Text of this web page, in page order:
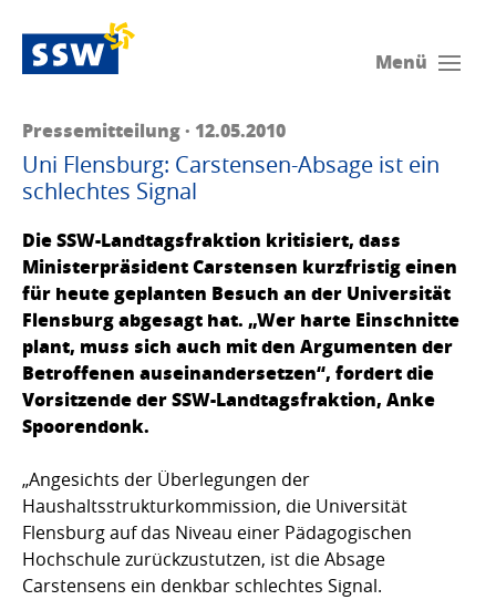
Menü
Pressemitteilung · 12.05.2010
Uni Flensburg: Carstensen-Absage ist ein
schlechtes Signal
Die SSW-Landtagsfraktion kritisiert, dass
Ministerpräsident Carstensen kurzfristig einen
für heute geplanten Besuch an der Universität
Flensburg abgesagt hat. „Wer harte Einschnitte
plant, muss sich auch mit den Argumenten der
Betroffenen auseinandersetzen“, fordert die
Vorsitzende der SSW-Landtagsfraktion, Anke
Spoorendonk.
„Angesichts der Überlegungen der
Haushaltsstrukturkommission, die Universität
Flensburg auf das Niveau einer Pädagogischen
Hochschule zurückzustutzen, ist die Absage
Carstensens ein denkbar schlechtes Signal.